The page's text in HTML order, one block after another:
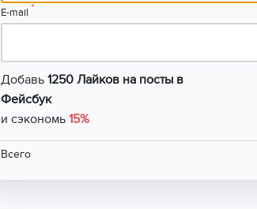
E-mail *
Добавь 1250 Лайков на посты в
Фейсбук
и сэкономь 15%
Всего